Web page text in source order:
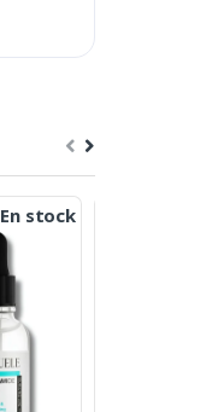
En stock